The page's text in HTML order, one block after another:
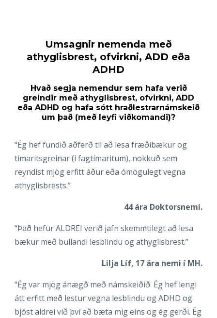
Umsagnir nemenda með
athyglisbrest, ofvirkni, ADD eða
ADHD
Hvað segja nemendur sem hafa verið
greindir með athyglisbrest, ofvirkni, ADD
eða ADHD og hafa sótt hraðlestrarnámskeið
um það (með leyfi viðkomandi)?
“Ég hef fundið aðferð til að lesa fræðibækur og
tímaritsgreinar (í fagtímaritum), nokkuð sem
reyndist mjög erfitt áður eða ómögulegt vegna
athyglisbrests.”
44 ára Doktorsnemi.
“Það hefur ALDREI verið jafn skemmtilegt að lesa
bækur með bullandi lesblindu og athyglisbrest.”
Lilja Líf, 17 ára nemi í MH.
“Ég var mjög ánægð með námskeiðið. Ég hef lengi
átt erfitt með lestur vegna lesblindu og ADHD og
bjóst aldrei við því að bæta mig eins og ég gerði. Ég